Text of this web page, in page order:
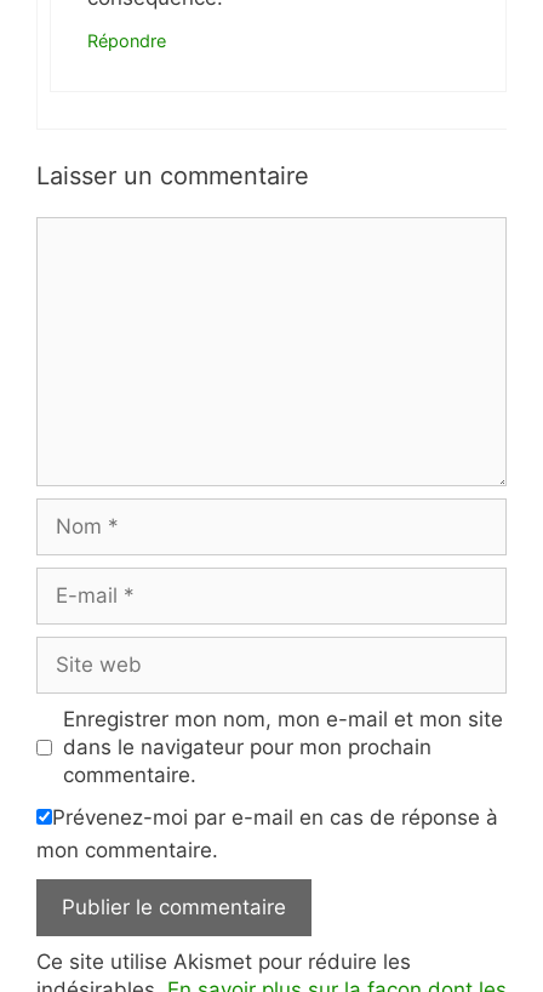
Répondre
Laisser un commentaire
mail
web
Enregistrer mon nom, mon e-mail et mon site
dans le navigateur pour mon prochain
commentaire.
Prévenez-moi par e-mail en cas de réponse à
mon commentaire.
Ce site utilise Akismet pour réduire les